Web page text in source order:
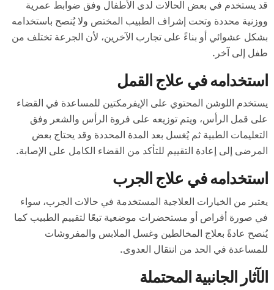
قد يستخدم في بعض الحالات لدى الأطفال وفق ضوابط عمرية
ووزنية محددة وتحت إشراف الطبيب المختص ولا يُنصح باستخدامه
بشكل عشوائي أو بناءً على تجارب الآخرين، لأن الجرعة تختلف من
طفل إلى آخر.
استخدامه في علاج القمل
يستخدم اللوشن المحتوي على الإيفرمكتين للمساعدة في القضاء
على قمل الرأس، ويتم توزيعه على فروة الرأس والشعر وفق
التعليمات الطبية ثم يُغسل بعد المدة المحددة وقد يحتاج بعض
المرضى إلى إعادة التقييم للتأكد من القضاء الكامل على الإصابة.
استخدامه في علاج الجرب
يعتبر من الخيارات العلاجية المستخدمة في حالات الجرب، سواء
في صورة أقراص أو مستحضرات موضعية تبعًا لتقييم الطبيب كما
يُنصح عادةً بعلاج المخالطين وغسل الملابس والمفروشات
للمساعدة في الحد من انتقال العدوى.
الآثار الجانبية المحتملة